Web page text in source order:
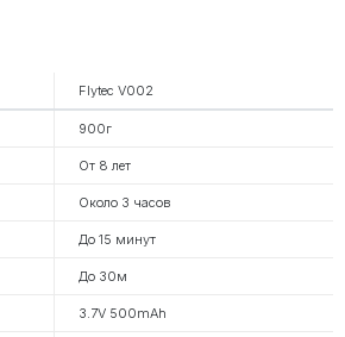
Flytec V002
900г
От 8 лет
Около 3 часов
До 15 минут
До 30м
3.7V 500mAh